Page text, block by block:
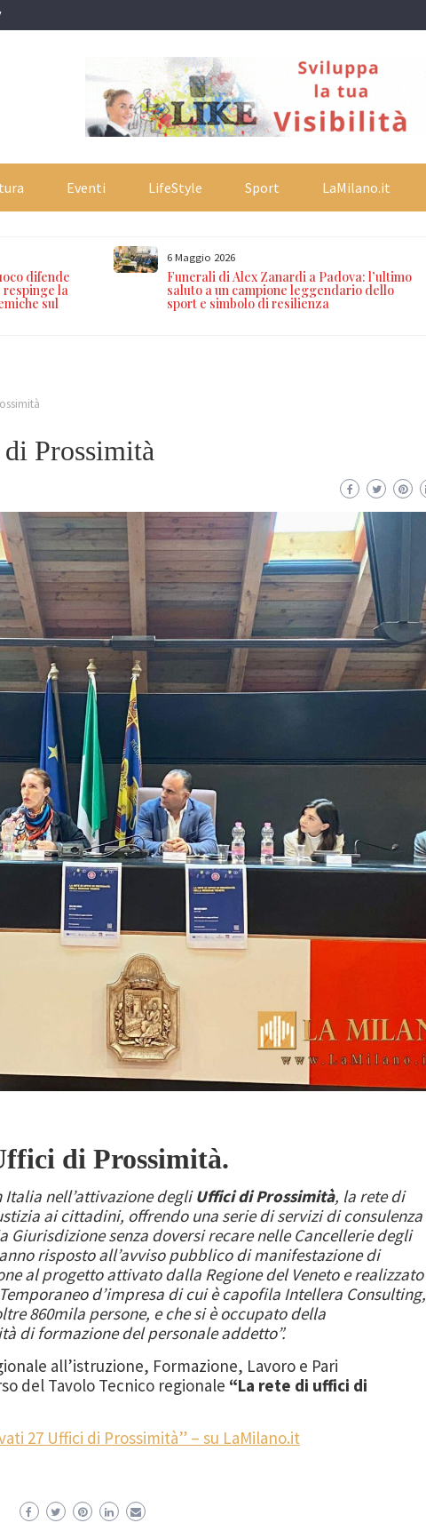
Eventi LifeStyle Sport LaMilano.it
difende
respinge la
sul
6 Maggio 2026
Funerali di Alex Zanardi a Padova: l’ultimo
saluto a un campione leggendario dello
sport e simbolo di resilienza
Prossimità
di Prossimità.
Italia nell’attivazione degliUffici di Prossimità, la rete di
ai cittadini, offrendo una serie di servizi di consulenza
Giurisdizione senza doversi recare nelle Cancellerie degli
risposto all’avviso pubblico di manifestazione di
al progetto attivato dalla Regione del Veneto e realizzato
d’impresa di cui è capofila Intellera Consulting,
860mila persone, e che si è occupato della
di formazione del personale addetto”.
all’istruzione, Formazione, Lavoro e Pari
del Tavolo Tecnico regionale “La rete di uffici di
27 Uffici di Prossimità” – su LaMilano.it